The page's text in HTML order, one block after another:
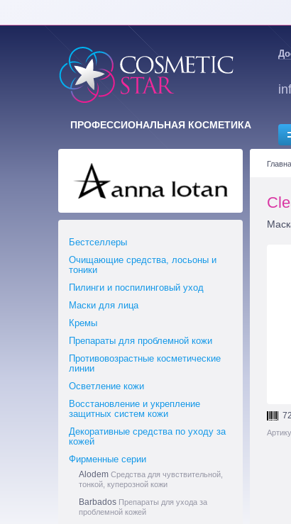
ПРОФЕССИОНАЛЬНАЯ КОСМЕТИКА
Бестселлеры
Очищающие средства, лосьоны и
тоники
Пилинги и поспилинговый уход
Маски для лица
Кремы
Препараты для проблемной кожи
Противовозрастные косметические
линии
Осветление кожи
Восстановление и укрепление
защитных систем кожи
Декоративные средства по уходу за
кожей
Фирменные серии
Alodem Средства для чувствительной,
тонкой, куперозной кожи
Barbados Препараты для ухода за
проблемной кожей